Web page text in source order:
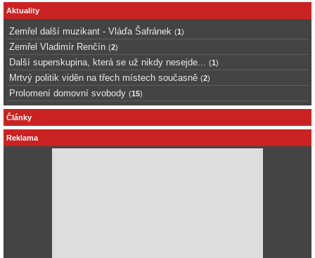
Aktuality
Zemřel další muzikant - Vláďa Šafránek (1)
Zemřel Vladimír Renčín (2)
Další superskupina, která se už nikdy nesejde... (1)
Mrtvý politik viděn na třech místech současně (2)
Prolomení domovní svobody (15)
Články
Reklama